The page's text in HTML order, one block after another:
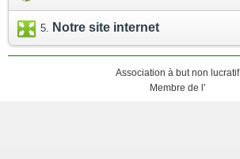
Notre site internet
Association à but non lucratif
Membre de l'